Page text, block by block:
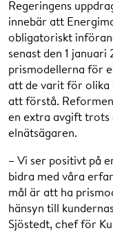
Regeringens
innebär att
obligatoriskt
senast den 1 januari
prismodellerna för
att de varit för olika
att förstå.
en extra avgift
elnätsägaren.
– Vi ser positivt på
bidra med våra
mål är att ha
hänsyn till
Sjöstedt, chef för